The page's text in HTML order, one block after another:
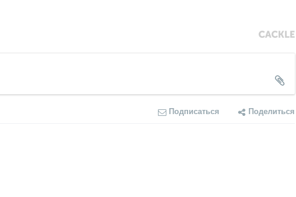
Подписаться Поделиться